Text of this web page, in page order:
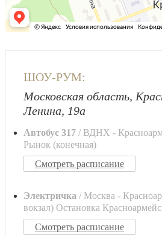
ШОУ-РУМ:
Московская область,
Ленина, 19а
Автобус 317 / ВДНХ -
Рынок (конечная)
Смотреть расписание
Электричка / Москва -
вокзал) Остановка
Смотреть расписание